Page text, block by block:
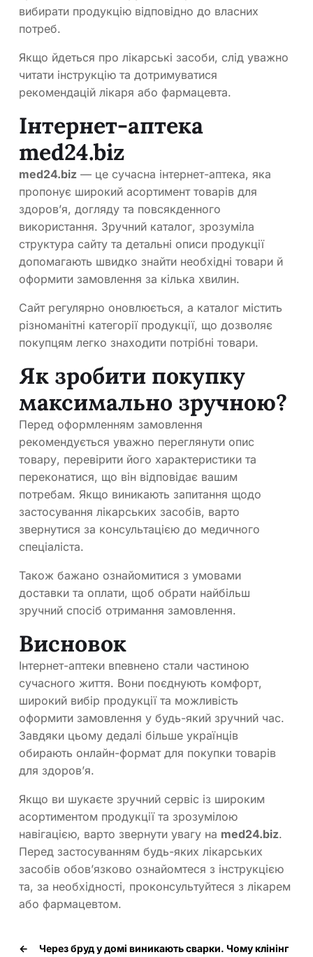
вибирати продукцію відповідно до власних
потреб.
Якщо йдеться про лікарські засоби, слід уважно
читати інструкцію та дотримуватися
рекомендацій лікаря або фармацевта.
Інтернет-аптека
med24.biz
med24.biz — це сучасна інтернет-аптека, яка
пропонує широкий асортимент товарів для
здоров’я, догляду та повсякденного
використання. Зручний каталог, зрозуміла
структура сайту та детальні описи продукції
допомагають швидко знайти необхідні товари й
оформити замовлення за кілька хвилин.
Сайт регулярно оновлюється, а каталог містить
різноманітні категорії продукції, що дозволяє
покупцям легко знаходити потрібні товари.
Як зробити покупку
максимально зручною?
Перед оформленням замовлення
рекомендується уважно переглянути опис
товару, перевірити його характеристики та
переконатися, що він відповідає вашим
потребам. Якщо виникають запитання щодо
застосування лікарських засобів, варто
звернутися за консультацією до медичного
спеціаліста.
Також бажано ознайомитися з умовами
доставки та оплати, щоб обрати найбільш
зручний спосіб отримання замовлення.
Висновок
Інтернет-аптеки впевнено стали частиною
сучасного життя. Вони поєднують комфорт,
широкий вибір продукції та можливість
оформити замовлення у будь-який зручний час.
Завдяки цьому дедалі більше українців
обирають онлайн-формат для покупки товарів
для здоров’я.
Якщо ви шукаєте зручний сервіс із широким
асортиментом продукції та зрозумілою
навігацією, варто звернути увагу на med24.biz.
Перед застосуванням будь-яких лікарських
засобів обов’язково ознайомтеся з інструкцією
та, за необхідності, проконсультуйтеся з лікарем
або фармацевтом.
←
Через бруд у домі виникають сварки. Чому клінінг